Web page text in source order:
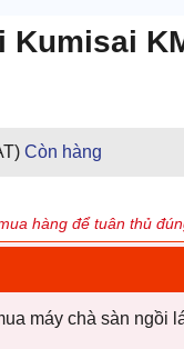
Kumisai
Còn hàng
hàng để tuân thủ
máy chà sàn ngồi